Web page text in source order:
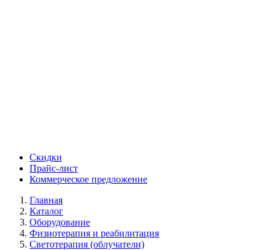
Скидки
Прайс-лист
Коммерческое предложение
Главная
Каталог
Оборудование
Физиотерапия и реабилитация
Светотерапия (облучатели)